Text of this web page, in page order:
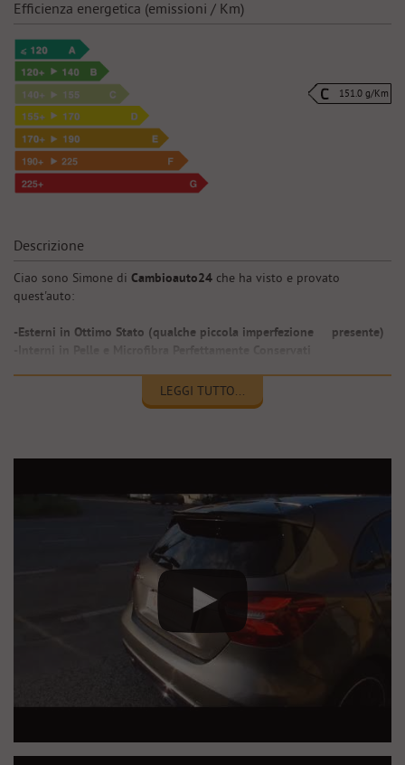
Efficienza energetica (emissioni / Km)
151.0 g/Km
Descrizione
Ciao sono Simone di Cambioauto24 che ha visto e provato
quest'auto:
-Esterni in Ottimo Stato (qualche piccola imperfezione presente)
-Garanzia Guasti Inclusa 12 Mesi (Estendibile 24/36/48/60 Mesi)
-Pneumatici Invernali al 50% Cerchio in lega da 18°
-Scadenza Bollo 30-09-2026 costo 518€
-Lista Optional e Modifiche oltre a quelli di serie:
-Distanziali Anteriori e Posteriori
-Terminale di Scarico Sportivo(ora è installato quello
-Filtro d'aspirazione Sportivo Lavabile K&N
-Tappettini in Gomma
-Luci Led su Fondo Piedi
-Riverniciatura Specchietti e Calandra Neri
Per vedere molte foto e informazioni aggiuntive cercala sul nostro
LEGGI TUTTO...